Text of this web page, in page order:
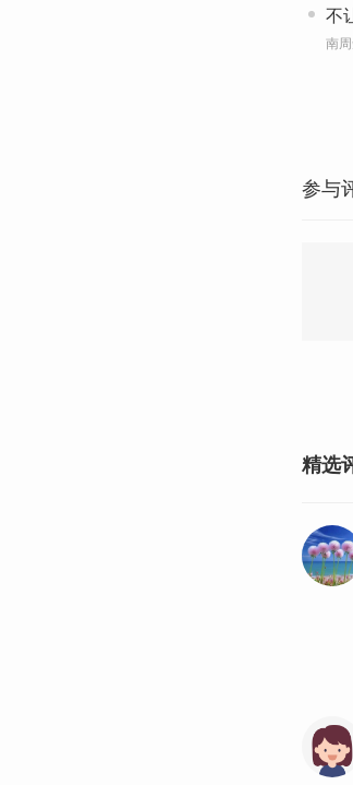
不
餐
南
参与
精选